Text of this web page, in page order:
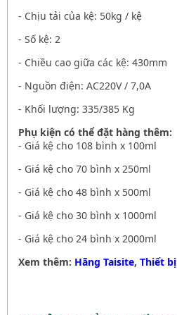
- Chịu tải của kệ: 50kg / kệ
- Số kệ: 2
- Chiều cao giữa các kệ: 430mm
- Nguồn điện: AC220V / 7,0A
- Khối lượng: 335/385 Kg
Phụ kiện có thể đặt hàng thêm:
- Giá kệ cho 108 bình x 100ml
- Giá kệ cho 70 bình x 250ml
- Giá kệ cho 48 bình x 500ml
- Giá kệ cho 30 bình x 1000ml
- Giá kệ cho 24 bình x 2000ml
Xem thêm: Hãng Taisite, Thiết